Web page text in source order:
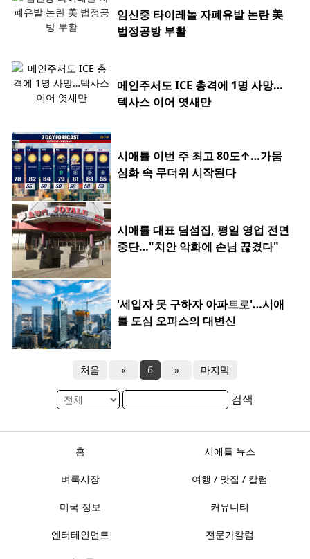
임신중 타이레놀 자폐유발 논란 美
법정공방 부활
메인주서도 ICE 총격에 1명 사망…
텍사스 이어 엿새만
시애틀 이번 주 최고 80도↑…가뭄
심화 속 무더위 시작된다
시애틀 대표 딤섬집, 평일 영업 전면
중단…"치안 악화에 손님 끊겼다"
'세입자 못 구하자 아파트로'…시애
틀 도심 오피스의 대변신
처음 « 6 » 마지막
검색
홈 시애틀 뉴스
벼룩시장 여행 / 맛집 / 칼럼
미국 정보 커뮤니티
엔터테인먼트 전문가칼럼